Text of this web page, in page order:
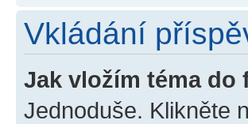
Vkládání
Jak vložím téma do
Jednoduše. Klikněte